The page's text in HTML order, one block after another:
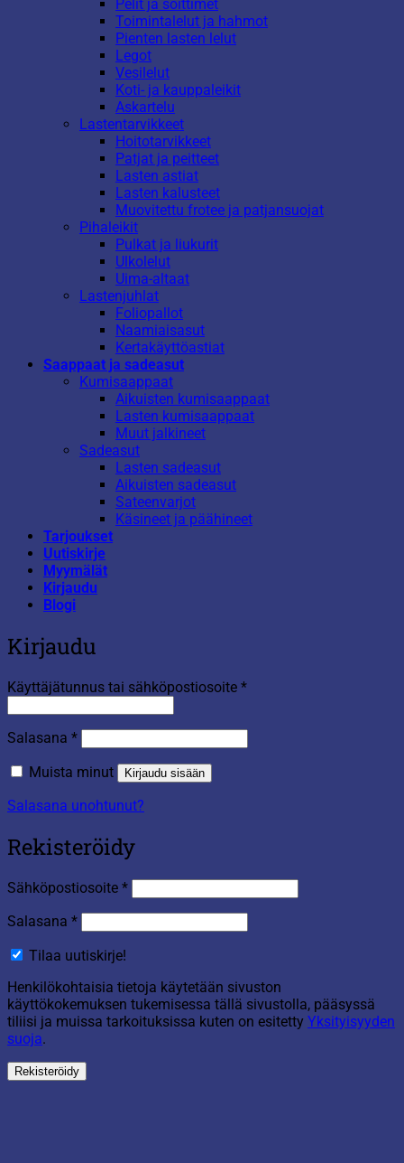
Pelit ja soittimet
Toimintalelut ja hahmot
Pienten lasten lelut
Legot
Vesilelut
Koti- ja kauppaleikit
Askartelu
Lastentarvikkeet
Hoitotarvikkeet
Patjat ja peitteet
Lasten astiat
Lasten kalusteet
Muovitettu frotee ja patjansuojat
Pihaleikit
Pulkat ja liukurit
Ulkolelut
Uima-altaat
Lastenjuhlat
Foliopallot
Naamiaisasut
Kertakäyttöastiat
Saappaat ja sadeasut
Kumisaappaat
Aikuisten kumisaappaat
Lasten kumisaappaat
Muut jalkineet
Sadeasut
Lasten sadeasut
Aikuisten sadeasut
Sateenvarjot
Käsineet ja päähineet
Tarjoukset
Uutiskirje
Myymälät
Kirjaudu
Blogi
Kirjaudu
Käyttäjätunnus tai sähköpostiosoite *Vaaditaan
Salasana *Vaaditaan
Muista minut Kirjaudu sisään
Salasana unohtunut?
Rekisteröidy
Sähköpostiosoite *Vaaditaan
Salasana *Vaaditaan
Tilaa uutiskirje!
Henkilökohtaisia tietoja käytetään sivuston
käyttökokemuksen tukemisessa tällä sivustolla, pääsyssä
tiliisi ja muissa tarkoituksissa kuten on esitetty Yksityisyyden
suoja.
Rekisteröidy